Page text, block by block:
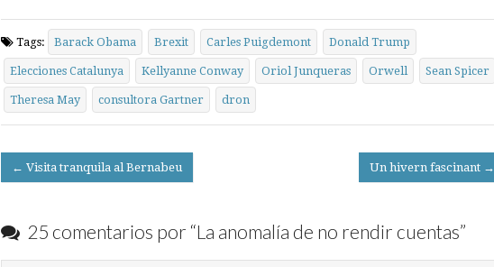
Tags: Barack Obama Brexit Carles Puigdemont Donald Trump
Elecciones Catalunya Kel­ly­anne Conway Oriol Junqueras Orwell Sean Spicer
Theresa May consultora Gartner dron
Post
navigation
← Visita tranquila al Bernabeu Un hivern fascinant →
25 comentarios por “La anomalía de no rendir cuentas”